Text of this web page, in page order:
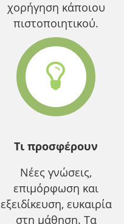
χορήγηση κάποιου
πιστοποιητικού.
Τι προσφέρουν
Νέες γνώσεις,
επιμόρφωση και
εξειδίκευση, ευκαιρία
στη μάθηση. Τα